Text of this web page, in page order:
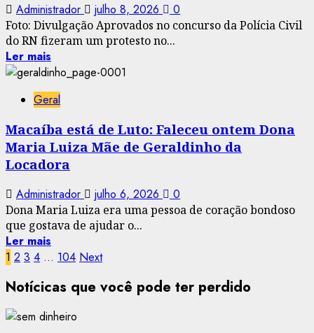
Administrador julho 8, 2026 0
Foto: Divulgação Aprovados no concurso da Polícia Civil
do RN fizeram um protesto no...
Ler mais
Geral
Macaíba está de Luto: Faleceu ontem Dona
Maria Luiza Mãe de Geraldinho da
Locadora
Administrador julho 6, 2026 0
Dona Maria Luiza era uma pessoa de coração bondoso
que gostava de ajudar o...
Ler mais
Paginação
de
posts
1 2 3 4 … 104 Next
Notícicas que você pode ter perdido